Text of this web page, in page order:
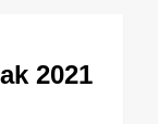
2021